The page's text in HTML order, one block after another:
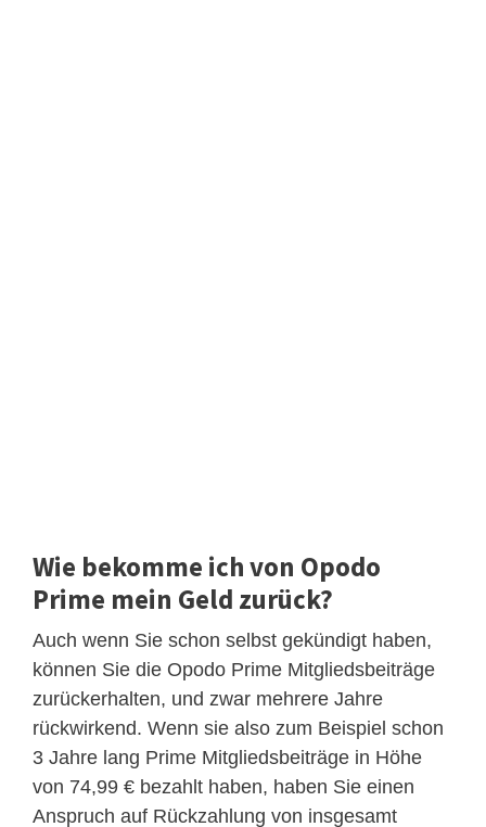
Wie bekomme ich von Opodo
Prime mein Geld zurück?
Auch wenn Sie schon selbst gekündigt haben,
können Sie die Opodo Prime Mitgliedsbeiträge
zurückerhalten, und zwar mehrere Jahre
rückwirkend. Wenn sie also zum Beispiel schon
3 Jahre lang Prime Mitgliedsbeiträge in Höhe
von 74,99 € bezahlt haben, haben Sie einen
Anspruch auf Rückzahlung von insgesamt